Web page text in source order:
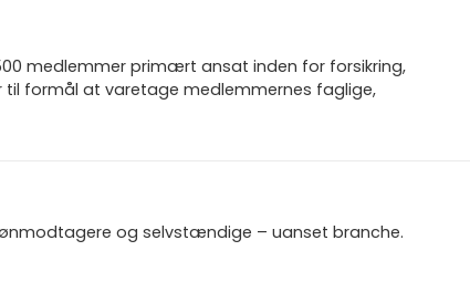
medlemmer primært ansat inden for forsikring,
til formål at varetage medlemmernes faglige,
og selvstændige – uanset branche.